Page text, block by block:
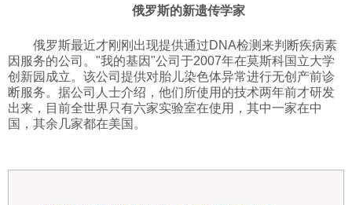
历史
体育
俄罗斯的新遗传学家
俄罗斯最近才刚刚出现提供通过DNA检测来判断疾病素
因服务的公司。"我的基因"公司于2007年在莫斯科国立大学
创新园成立。该公司提供对胎儿染色体异常进行无创产前诊
断服务。据公司人士介绍，他们所使用的技术两年前才研发
出来，目前全世界只有六家实验室在使用，其中一家在中
国，其余几家都在美国。